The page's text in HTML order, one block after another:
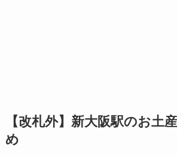
【改札外】新大阪駅のお土
め